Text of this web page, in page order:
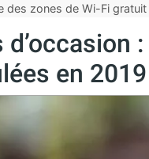
des zones de Wi-Fi
en 2019